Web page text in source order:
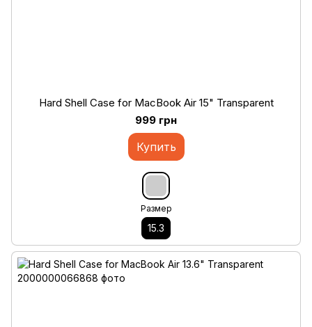
Hard Shell Case for MacBook Air 15" Transparent
999 грн
Купить
Размер
15.3